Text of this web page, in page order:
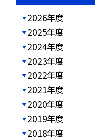
2026年度
2025年度
2024年度
2023年度
2022年度
2021年度
2020年度
2019年度
2018年度